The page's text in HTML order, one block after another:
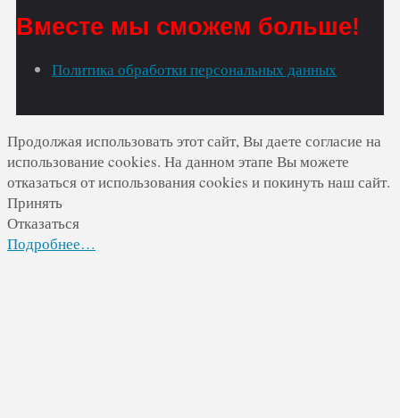
Вместе мы сможем больше!
Политика обработки персональных данных
Продолжая использовать этот сайт, Вы даете согласие на
использование cookies. На данном этапе Вы можете
отказаться от использования cookies и покинуть наш сайт.
Принять
Отказаться
Подробнее…